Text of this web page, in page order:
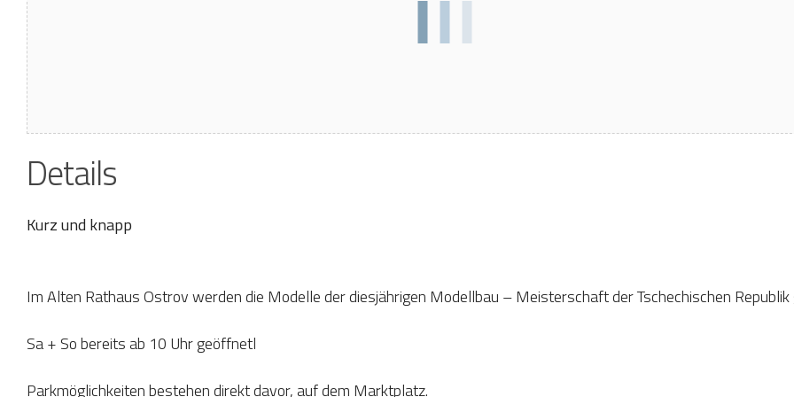
Details
Kurz und knapp
Im Alten Rathaus Ostrov werden die Modelle der diesjährigen Modellbau – Meisterschaft der Tschechischen Republik
Sa + So bereits ab 10 Uhr geöffnetl
Parkmöglichkeiten bestehen direkt davor, auf dem Marktplatz.